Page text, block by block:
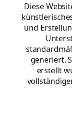
Diese
und
generiert.
erstellt